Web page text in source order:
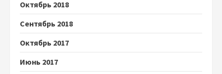
Октябрь 2018
Сентябрь 2018
Октябрь 2017
Июнь 2017